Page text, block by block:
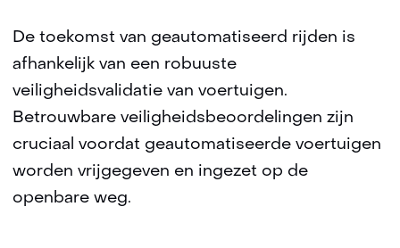
De toekomst van geautomatiseerd rijden is
afhankelijk van een robuuste
veiligheidsvalidatie van voertuigen.
Betrouwbare veiligheidsbeoordelingen zijn
cruciaal voordat geautomatiseerde voertuigen
worden vrijgegeven en ingezet op de
openbare weg.